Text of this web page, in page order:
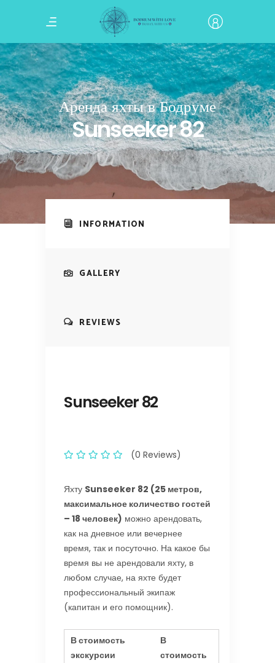
Аренда яхты в Бодруме
Sunseeker 82
INFORMATION
GALLERY
REVIEWS
Sunseeker 82
(0 Reviews)
Яхту Sunseeker 82 (25 метров,
максимальное количество гостей
– 18 человек) можно арендовать,
как на дневное или вечернее
время, так и посуточно. На какое бы
время вы не арендовали яхту, в
любом случае, на яхте будет
профессиональный экипаж
(капитан и его помощник).
В стоимость
экскурсии
В
стоимость